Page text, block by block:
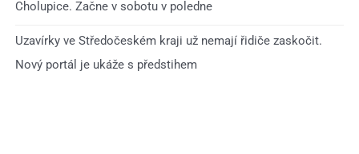
Cholupice. Začne v sobotu v poledne
Uzavírky ve Středočeském kraji už nemají řidiče zaskočit.
Nový portál je ukáže s předstihem